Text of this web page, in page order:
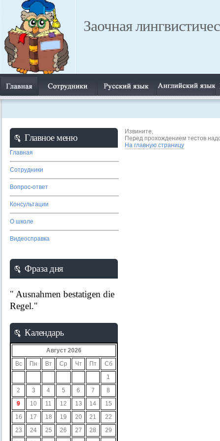
Заочная
Извините,
Перед прохождением тестов
На главную страницу
Главное меню
Главная
Сотрудники
Вопрос-ответ
Консультации
О школе
Видеосправка
Фраза дня
" Ausnahmen bestatigen die
Regel."
Календарь
Август 2026
Вс
Пн Вт Ср Чт Пт
Сб
1
2
3 4 5 6 7
8
9
10 11 12 13 14
15
16
17 18 19 20 21
22
23
24 25 26 27 28
29